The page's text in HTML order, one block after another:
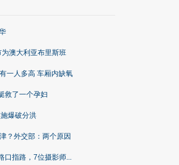
澳大利亚布里斯班
一人多高 车厢内缺氧
救了一个孕妇
爆破分洪
？外交部：两个原因
口指路，7位摄影师...